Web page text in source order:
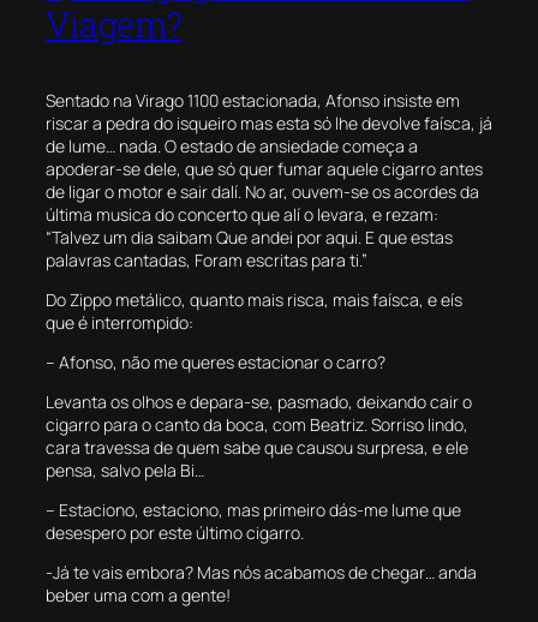
Viagem?
Sentado na Virago 1100 estacionada, Afonso insiste em
riscar a pedra do isqueiro mas esta só lhe devolve faísca, já
de lume… nada. O estado de ansiedade começa a
apoderar-se dele, que só quer fumar aquele cigarro antes
de ligar o motor e sair dalí. No ar, ouvem-se os acordes da
última musica do concerto que alí o levara, e rezam:
“Talvez um dia saibam Que andei por aqui. E que estas
palavras cantadas, Foram escritas para ti.”
Do Zippo metálico, quanto mais risca, mais faísca, e eís
que é interrompido:
– Afonso, não me queres estacionar o carro?
Levanta os olhos e depara-se, pasmado, deixando cair o
cigarro para o canto da boca, com Beatriz. Sorriso lindo,
cara travessa de quem sabe que causou surpresa, e ele
pensa, salvo pela Bi…
– Estaciono, estaciono, mas primeiro dás-me lume que
desespero por este último cigarro.
-Já te vais embora? Mas nós acabamos de chegar… anda
beber uma com a gente!